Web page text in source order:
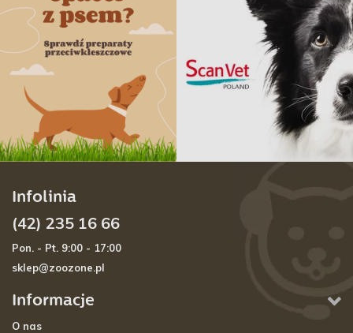
Informacje
O nas
Infolinia
(42) 235 16 66
Pon. - Pt. 9:00 - 17:00
sklep@zoozone.pl